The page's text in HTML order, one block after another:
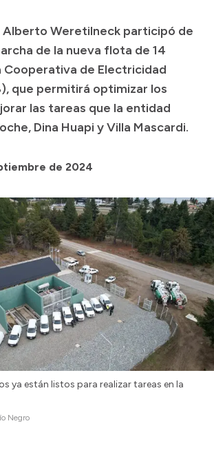
a proveedores
Alberto Weretilneck participó de
de la nueva flota de 14
Cooperativa de Electricidad
que permitirá optimizar los
las tareas que la entidad
Dina Huapi y Villa Mascardi.
de 2024
ya están listos para realizar tareas en la
Negro